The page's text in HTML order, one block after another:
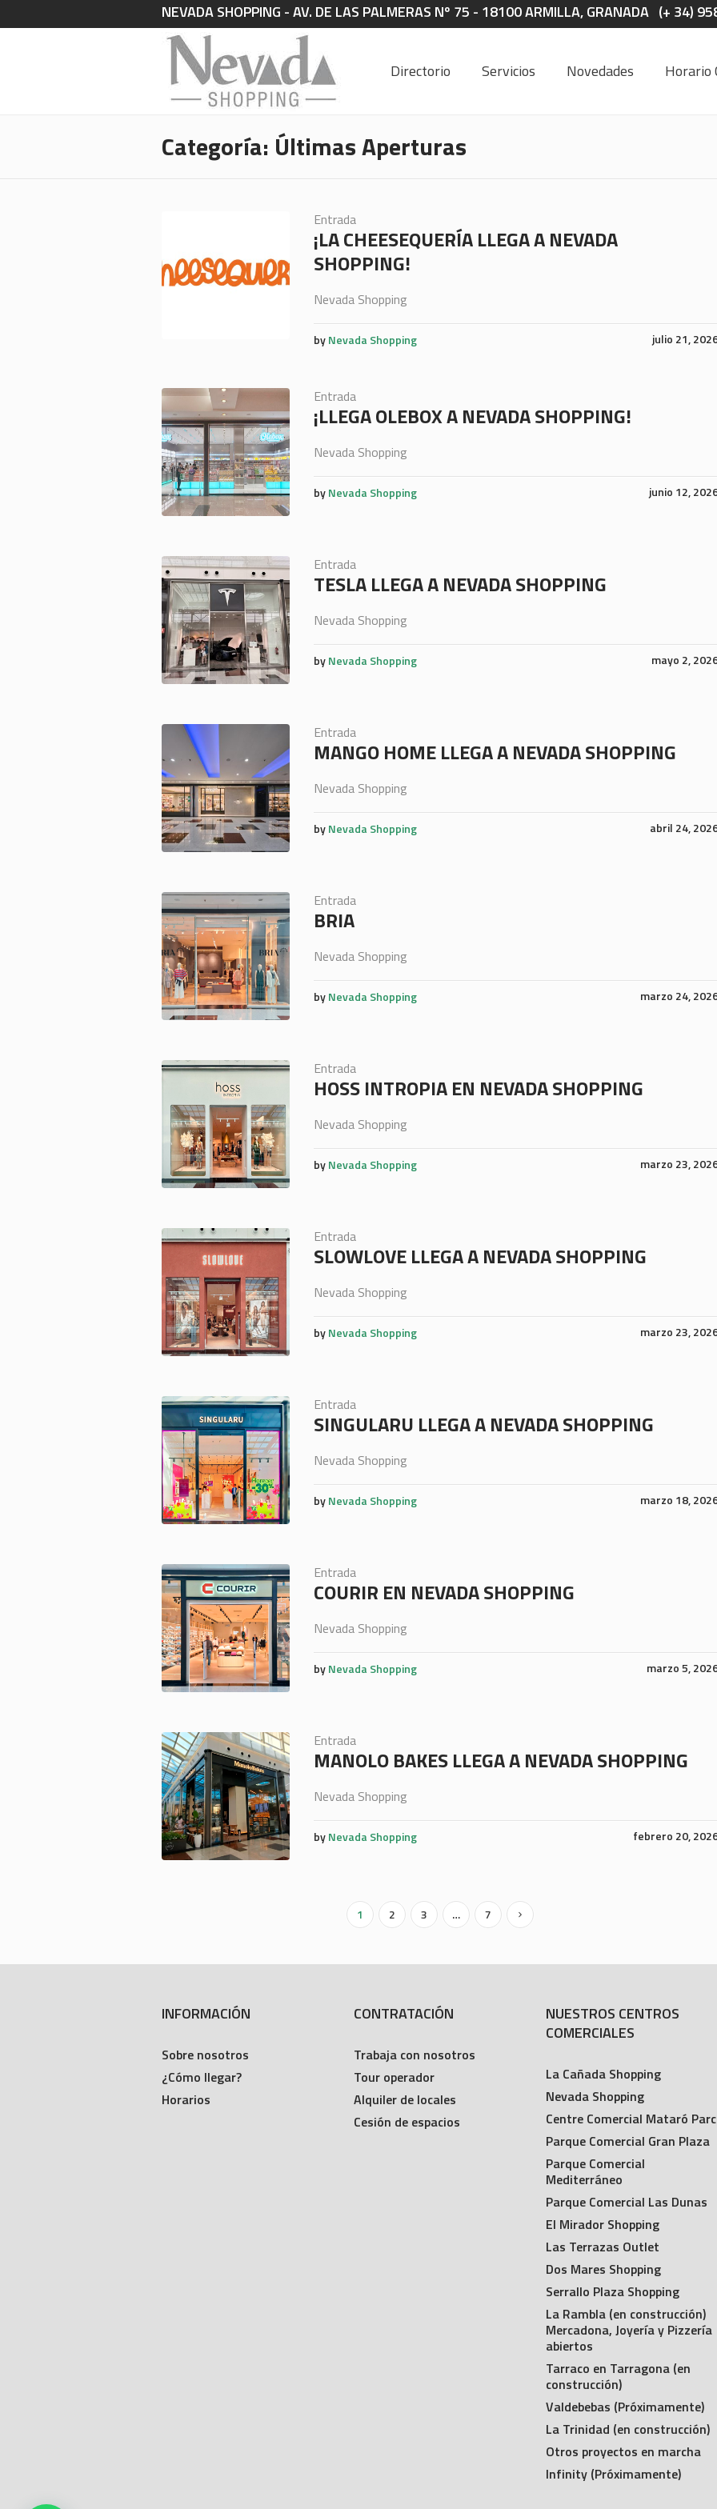
NEVADA SHOPPING - AV. DE LAS PALMERAS Nº 75 - 18100 ARMILLA, GRANADA (+ 34)
Directorio Servicios Novedades Horario
Categoría: Últimas Aperturas
Entrada
¡LA CHEESEQUERÍA LLEGA A NEVADA
SHOPPING!
Nevada Shopping
julio 21,
byNevada Shopping
Entrada
¡LLEGA OLEBOX A NEVADA SHOPPING!
Nevada Shopping
junio 12,
byNevada Shopping
Entrada
TESLA LLEGA A NEVADA SHOPPING
Nevada Shopping
mayo 2,
byNevada Shopping
Entrada
MANGO HOME LLEGA A NEVADA SHOPPING
Nevada Shopping
abril 24,
byNevada Shopping
Entrada
BRIA
Nevada Shopping
marzo 24,
byNevada Shopping
Entrada
HOSS INTROPIA EN NEVADA SHOPPING
Nevada Shopping
marzo 23,
byNevada Shopping
Entrada
SLOWLOVE LLEGA A NEVADA SHOPPING
Nevada Shopping
marzo 23,
byNevada Shopping
Entrada
SINGULARU LLEGA A NEVADA SHOPPING
Nevada Shopping
marzo 18,
byNevada Shopping
Entrada
COURIR EN NEVADA SHOPPING
Nevada Shopping
marzo 5,
byNevada Shopping
Entrada
MANOLO BAKES LLEGA A NEVADA SHOPPING
Nevada Shopping
febrero 20,
byNevada Shopping
1 2 3 … 7
INFORMACIÓN
Sobre nosotros
¿Cómo llegar?
Horarios
CONTRATACIÓN
Trabaja con nosotros
Tour operador
Alquiler de locales
Cesión de espacios
NUESTROS CENTROS
COMERCIALES
La Cañada Shopping
Nevada Shopping
Centre Comercial Mataró Parc
Parque Comercial Gran Plaza
Parque Comercial
Mediterráneo
Parque Comercial Las Dunas
El Mirador Shopping
Las Terrazas Outlet
Dos Mares Shopping
Serrallo Plaza Shopping
La Rambla (en construcción)
Mercadona, Joyería y Pizzería
abiertos
Tarraco en Tarragona (en
construcción)
Valdebebas (Próximamente)
La Trinidad (en construcción)
Otros proyectos en marcha
Infinity (Próximamente)